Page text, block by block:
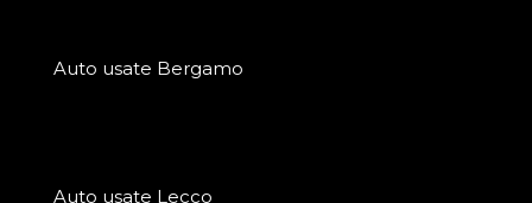
Auto usate Bergamo
Auto usate Lecco